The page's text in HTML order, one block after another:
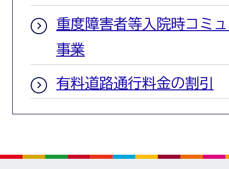
重度障害者等入院時コミ
事業
有料道路通行料金の割引